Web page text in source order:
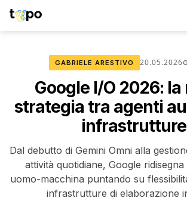
GABRIELE ARESTIVO 20.05.2026
Google I/O 2026: la
strategia tra agenti
infrastrutture
Dal debutto di Gemini Omni alla
attività quotidiane, Google
uomo-macchina puntando su
infrastrutture di elaborazione